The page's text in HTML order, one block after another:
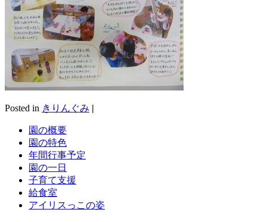
Posted in きりんぐみ |
園の概要
園の特色
年間行事予定
園の一日
子育て支援
給食室
アイリスっこの姿